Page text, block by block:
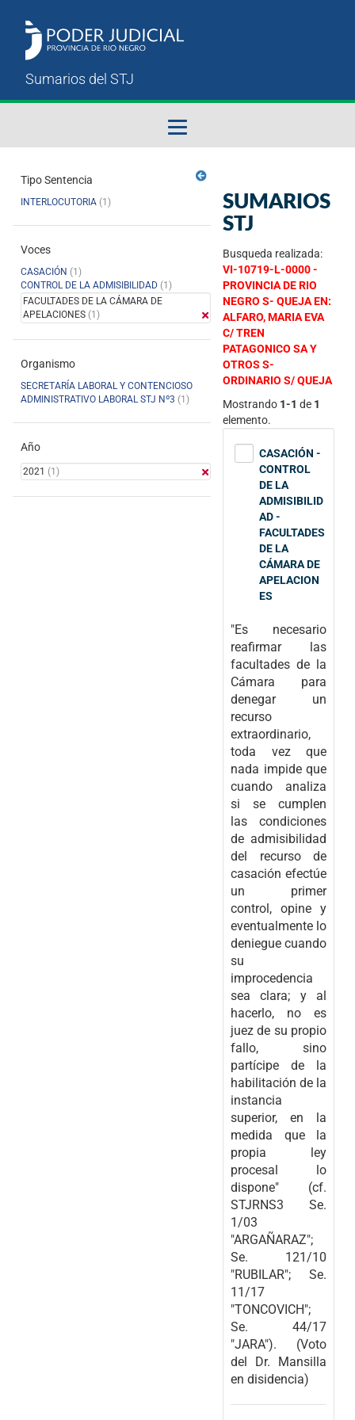
Sumarios del STJ
Manual del Usuario
Tipo Sentencia
INTERLOCUTORIA (1)
Voces
CASACIÓN (1)
CONTROL DE LA ADMISIBILIDAD (1)
FACULTADES DE LA CÁMARA DE
APELACIONES (1)
Organismo
SECRETARÍA LABORAL Y CONTENCIOSO
ADMINISTRATIVO LABORAL STJ Nº3 (1)
Año
2021 (1)
SUMARIOS
STJ
Busqueda realizada:
VI-10719-L-0000 -
PROVINCIA DE RIO
NEGRO S- QUEJA EN:
ALFARO, MARIA EVA
C/ TREN
PATAGONICO SA Y
OTROS S-
ORDINARIO S/ QUEJA
Mostrando 1-1 de 1
elemento.
CASACIÓN -
CONTROL
DE LA
ADMISIBILID
AD -
FACULTADES
DE LA
CÁMARA DE
APELACION
ES
"Es necesario
reafirmar las
facultades de la
Cámara para
denegar un
recurso
extraordinario,
toda vez que
nada impide que
cuando analiza
si se cumplen
las condiciones
de admisibilidad
del recurso de
casación efectúe
un primer
control, opine y
eventualmente lo
deniegue cuando
su
improcedencia
sea clara; y al
hacerlo, no es
juez de su propio
fallo, sino
partícipe de la
habilitación de la
instancia
superior, en la
medida que la
propia ley
procesal lo
dispone" (cf.
STJRNS3 Se.
1/03
"ARGAÑARAZ";
Se. 121/10
"RUBILAR"; Se.
11/17
"TONCOVICH";
Se. 44/17
"JARA"). (Voto
del Dr. Mansilla
en disidencia)